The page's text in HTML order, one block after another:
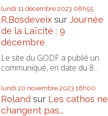
lundi 11 décembre 2023 08h55
R.Bosdeveix sur Journée
de la Laïcité : 9
décembre
Le site du GODF a publié un
communiqué, en date du 8...
lundi 20 novembre 2023 18h00
Roland sur Les cathos ne
changent pas...